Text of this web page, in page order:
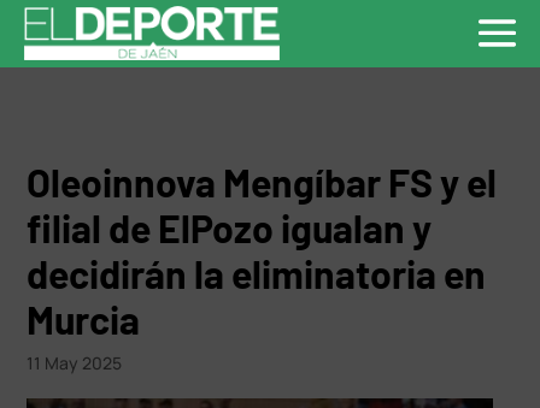
Oleoinnova Mengíbar FS y el
filial de ElPozo igualan y
decidirán la eliminatoria en
Murcia
11 May 2025